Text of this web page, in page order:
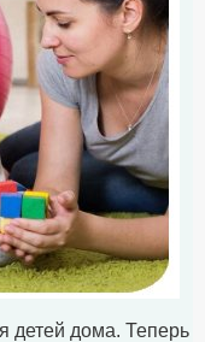
детей дома. Теперь